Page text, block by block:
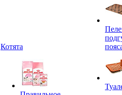
Котята